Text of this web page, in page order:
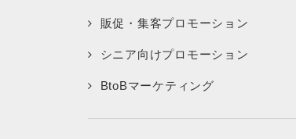
販促・集客プロモーション
シニア向けプロモーション
BtoBマーケティング